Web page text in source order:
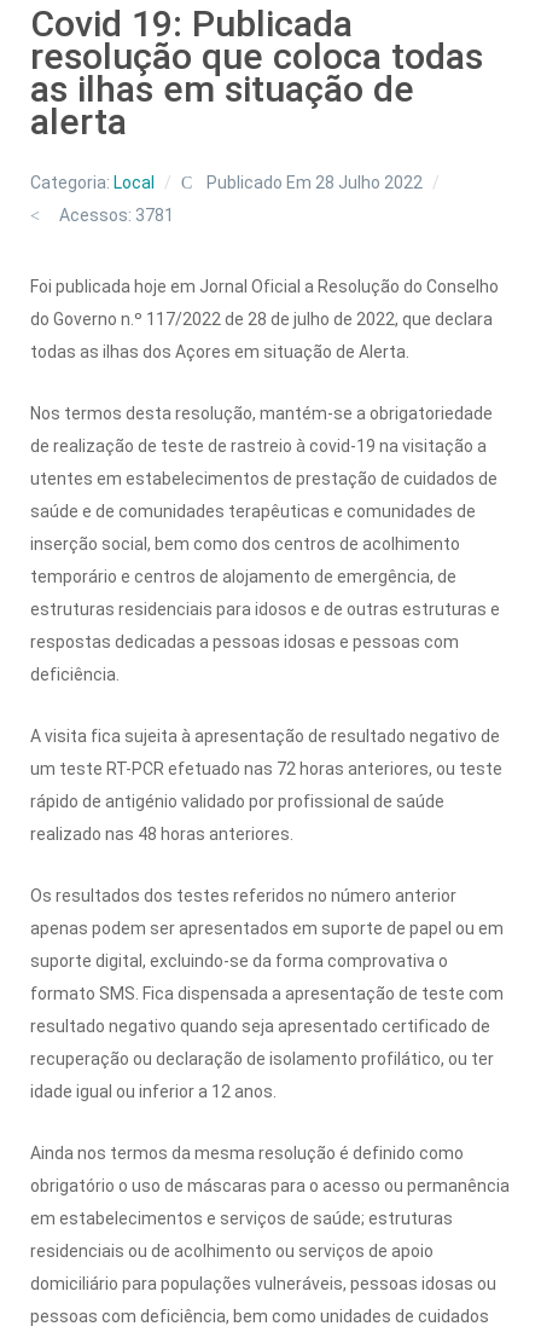
Covid 19: Publicada
resolução que coloca todas
as ilhas em situação de
alerta
Categoria: Local
Publicado Em 28 Julho 2022
Acessos: 3781
Foi publicada hoje em Jornal Oficial a Resolução do Conselho
do Governo n.º 117/2022 de 28 de julho de 2022, que declara
todas as ilhas dos Açores em situação de Alerta.
Nos termos desta resolução, mantém-se a obrigatoriedade
de realização de teste de rastreio à covid-19 na visitação a
utentes em estabelecimentos de prestação de cuidados de
saúde e de comunidades terapêuticas e comunidades de
inserção social, bem como dos centros de acolhimento
temporário e centros de alojamento de emergência, de
estruturas residenciais para idosos e de outras estruturas e
respostas dedicadas a pessoas idosas e pessoas com
deficiência.
A visita fica sujeita à apresentação de resultado negativo de
um teste RT-PCR efetuado nas 72 horas anteriores, ou teste
rápido de antigénio validado por profissional de saúde
realizado nas 48 horas anteriores.
Os resultados dos testes referidos no número anterior
apenas podem ser apresentados em suporte de papel ou em
suporte digital, excluindo-se da forma comprovativa o
formato SMS. Fica dispensada a apresentação de teste com
resultado negativo quando seja apresentado certificado de
recuperação ou declaração de isolamento profilático, ou ter
idade igual ou inferior a 12 anos.
Ainda nos termos da mesma resolução é definido como
obrigatório o uso de máscaras para o acesso ou permanência
em estabelecimentos e serviços de saúde; estruturas
residenciais ou de acolhimento ou serviços de apoio
domiciliário para populações vulneráveis, pessoas idosas ou
pessoas com deficiência, bem como unidades de cuidados